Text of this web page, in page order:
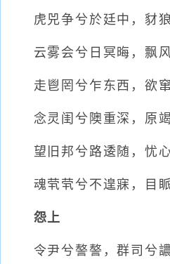
虎兕争兮於廷中，豺狼
云雾会兮日冥晦，飘风
走鬯罔兮乍东西，欲窜
念灵闺兮隩重深，原竭
望旧邦兮路逶随，忧心
魂茕茕兮不遑寐，目眽
怨上
令尹兮謷謷，群司兮譨